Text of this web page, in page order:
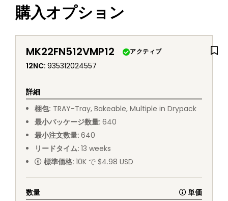
購入オプション
MK22FN512VMP12 アクティブ
12NC: 935312024557
詳細
梱包: TRAY-Tray, Bakeable, Multiple in Drypack
最小パッケージ数量: 640
最小注文数量: 640
リードタイム: 13 weeks
標準価格: 10K で $4.98 USD
数量 単価